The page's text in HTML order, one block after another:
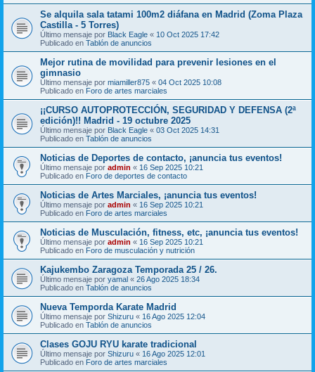
Se alquila sala tatami 100m2 diáfana en Madrid (Zoma Plaza
Castilla - 5 Torres)
Último mensaje por Black Eagle « 10 Oct 2025 17:42
Publicado en Tablón de anuncios
Mejor rutina de movilidad para prevenir lesiones en el
gimnasio
Último mensaje por miamiller875 « 04 Oct 2025 10:08
Publicado en Foro de artes marciales
¡¡CURSO AUTOPROTECCIÓN, SEGURIDAD Y DEFENSA (2ª
edición)!! Madrid - 19 octubre 2025
Último mensaje por Black Eagle « 03 Oct 2025 14:31
Publicado en Tablón de anuncios
Noticias de Deportes de contacto, ¡anuncia tus eventos!
Último mensaje por admin « 16 Sep 2025 10:21
Publicado en Foro de deportes de contacto
Noticias de Artes Marciales, ¡anuncia tus eventos!
Último mensaje por admin « 16 Sep 2025 10:21
Publicado en Foro de artes marciales
Noticias de Musculación, fitness, etc, ¡anuncia tus eventos!
Último mensaje por admin « 16 Sep 2025 10:21
Publicado en Foro de musculación y nutrición
Kajukembo Zaragoza Temporada 25 / 26.
Último mensaje por yamal « 26 Ago 2025 18:34
Publicado en Tablón de anuncios
Nueva Temporda Karate Madrid
Último mensaje por Shizuru « 16 Ago 2025 12:04
Publicado en Tablón de anuncios
Clases GOJU RYU karate tradicional
Último mensaje por Shizuru « 16 Ago 2025 12:01
Publicado en Foro de artes marciales